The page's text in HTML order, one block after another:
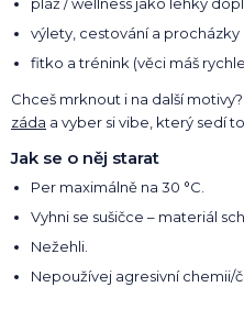
pláž / wellness jako lehký
výlety, cestování a procházky
fitko a trénink (věci máš
Chceš mrknout i na další
záda a vyber si vibe, který sedí
Jak se o něj starat
Per maximálně na 30 °C.
Vyhni se sušičce – materiál
Nežehli.
Nepoužívej agresivní chemii/